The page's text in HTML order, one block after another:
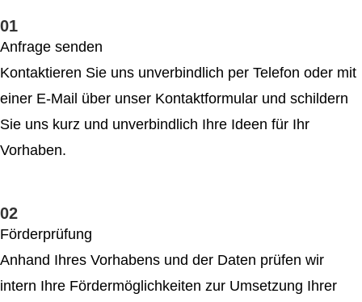
01
Anfrage senden
Kontaktieren Sie uns unverbindlich per Telefon oder mit
einer E-Mail über unser Kontakt­formular und schildern
Sie uns kurz und unverbindlich Ihre Ideen für Ihr
Vorhaben.
02
Förderprüfung
Anhand Ihres Vorhabens und der Daten prüfen wir
intern Ihre Förder­möglichkeiten zur Umsetzung Ihrer